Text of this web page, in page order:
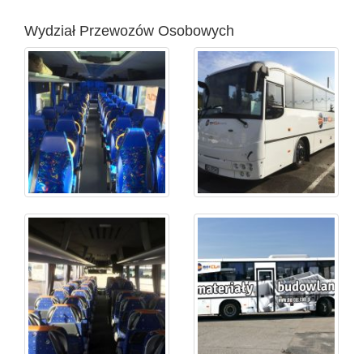
Wydział Przewozów Osobowych